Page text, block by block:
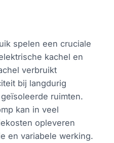
spelen een cruciale
kachel en
verbruikt
bij langdurig
ruimten.
kan in veel
opleveren
en variabele werking.